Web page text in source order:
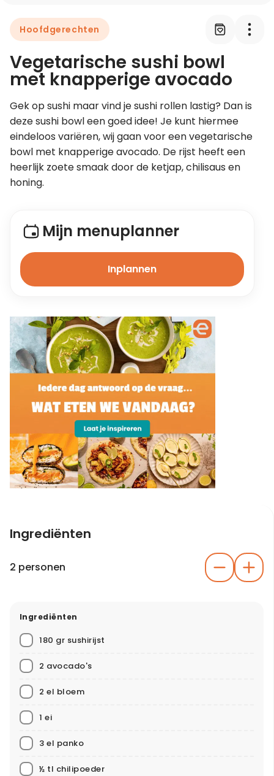
Leer koken als een chef
Kooktips & blogs
Hoofdgerechten
Vegetarische sushi bowl
met knapperige avocado
Gek op sushi maar vind je sushi rollen lastig? Dan is
deze sushi bowl een goed idee! Je kunt hiermee
eindeloos variëren, wij gaan voor een vegetarische
bowl met knapperige avocado. De rijst heeft een
heerlijk zoete smaak door de ketjap, chilisaus en
honing.
Mijn menuplanner
Inplannen
Ingrediënten
2 personen
Ingrediënten
180 gr sushirijst
2 avocado's
2 el bloem
1 ei
3 el panko
½ tl chilipoeder